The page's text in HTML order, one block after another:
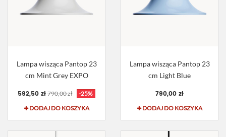
Lampa wisząca Pantop 23
cm Mint Grey EXPO
592,50 zł 790,00 zł
-25%
DODAJ DO KOSZYKA
Lampa wisząca Pantop 23
cm Light Blue
790,00 zł
DODAJ DO KOSZYKA